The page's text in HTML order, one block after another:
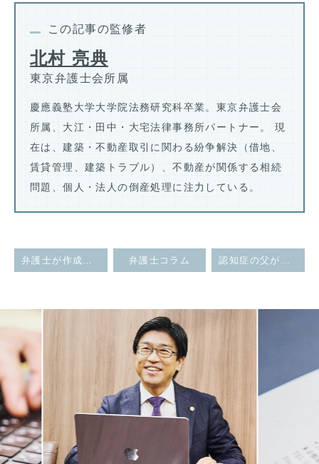
この記事の監修者
北村 亮典
東京弁護士会所属
慶應義塾大学大学院法務研究科卒業。東京弁護士会
所属、大江・田中・大宅法律事務所パートナー。 現
在は、建築・不動産取引に関わる紛争解決（借地、
賃貸管理、建築トラブル）、不動産が関係する相続
問題、個人・法人の倒産処理に注力している。
弁護士が作成に関与した公正証書遺言が無効とされた事例 弁護士コラム 認知症の父が所有するビルのテナントとの間の賃貸借契約の解除方法
Previous